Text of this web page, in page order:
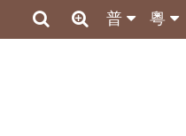
粵
普